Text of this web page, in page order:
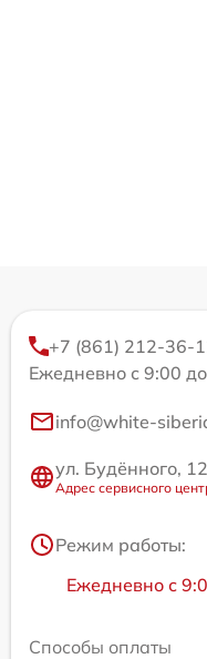
+7 (861) 212-36-
Ежедневно с 9:00
info@white-
ул. Будённого,
Адрес сервисного
Режим работы:
Ежедневно с
Способы оплаты